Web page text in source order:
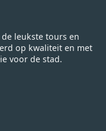
leukste tours en
op kwaliteit en met
voor de stad.